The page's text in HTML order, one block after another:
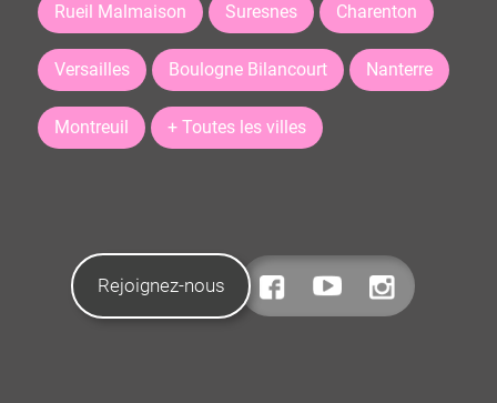
Rueil Malmaison Suresnes Charenton
Versailles Boulogne Bilancourt Nanterre
Montreuil + Toutes les villes
Rejoignez-nous